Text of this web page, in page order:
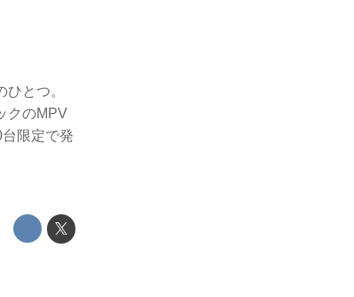
とつ。
クのMPV
限定で発